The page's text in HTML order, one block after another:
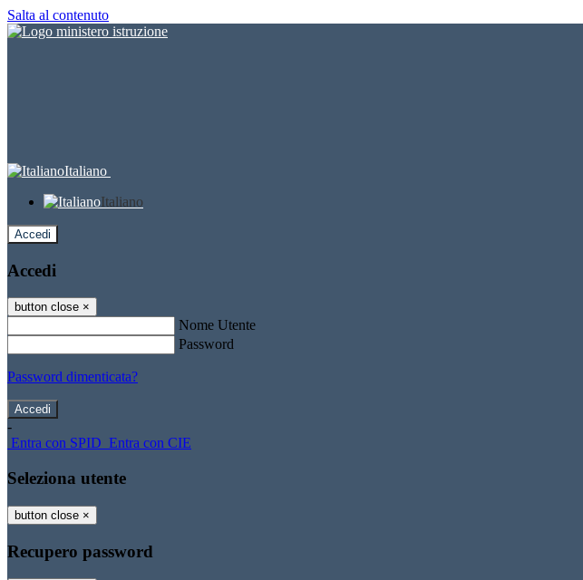
Salta al contenuto
Italiano
Italiano
Accedi
Accedi
button close ×
Nome Utente
Password
Password dimenticata?
-
Entra con SPID Entra con CIE
Seleziona utente
button close ×
Recupero password